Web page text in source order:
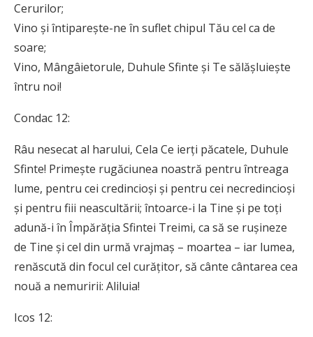
Cerurilor;
Vino și întiparește-ne în suflet chipul Tău cel ca de
soare;
Vino, Mângâietorule, Duhule Sfinte și Te sălășluiește
întru noi!
Condac 12:
Râu nesecat al harului, Cela Ce ierți păcatele, Duhule
Sfinte! Primește rugăciunea noastră pentru întreaga
lume, pentru cei credincioși și pentru cei necredincioși
și pentru fiii neascultării; întoarce-i la Tine și pe toți
adună-i în Împărăția Sfintei Treimi, ca să se rușineze
de Tine și cel din urmă vrajmaș – moartea – iar lumea,
renăscută din focul cel curățitor, să cânte cântarea cea
nouă a nemuririi: Aliluia!
Icos 12: